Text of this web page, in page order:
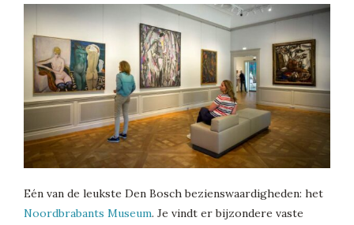
Eén van de leukste Den Bosch bezienswaardigheden: het
Noordbrabants Museum. Je vindt er bijzondere vaste